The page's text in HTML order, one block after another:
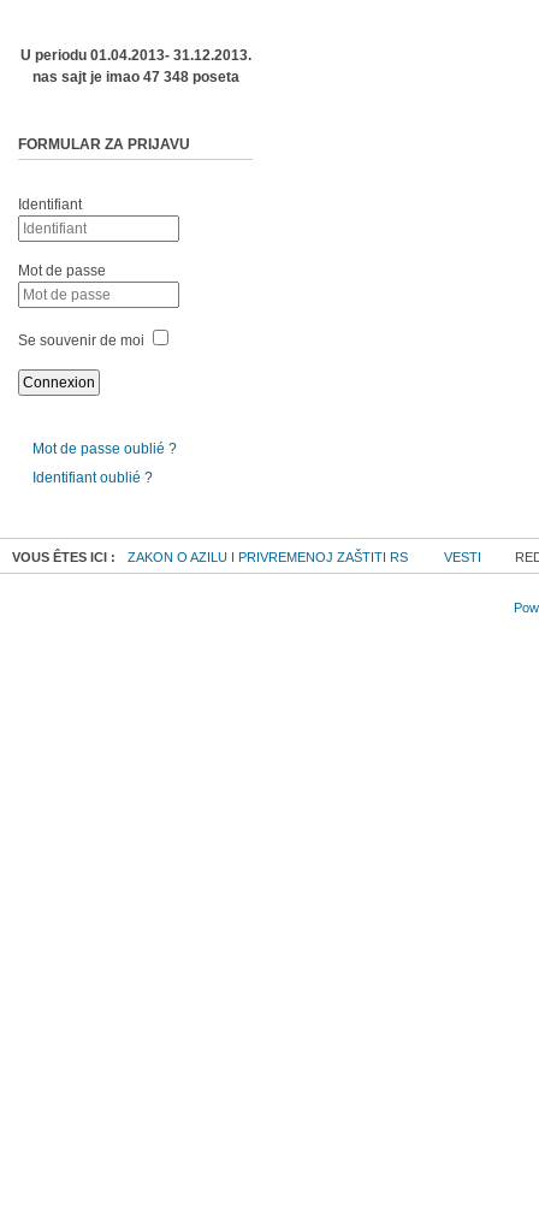
U periodu 01.04.2013- 31.12.2013.
nas sajt je imao 47 348 poseta
FORMULAR ZA PRIJAVU
Identifiant
Mot de passe
Se souvenir de moi
Mot de passe oublié ?
Identifiant oublié ?
VOUS ÊTES ICI : ZAKON O AZILU I PRIVREMENOJ ZAŠTITI RS VESTI